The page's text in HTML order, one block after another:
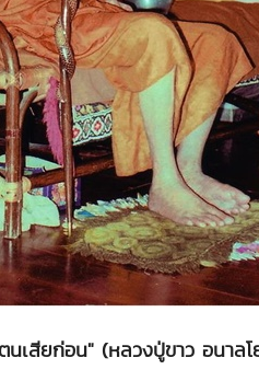
นเสียก่อน" (หลวงปู่ขาว อนาลโ